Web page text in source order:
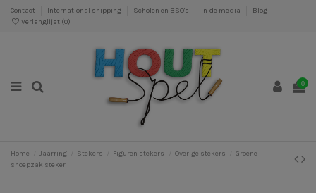
Contact International shipping Scholen en BSO's In de media
Blog
Verlanglijst (0)
0
Home Jaarring Stekers Figuren stekers Overige stekers
Groene
snoepzak steker